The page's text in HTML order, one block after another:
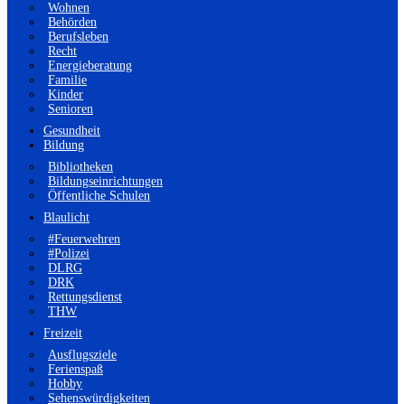
Wohnen
Behörden
Berufsleben
Recht
Energieberatung
Familie
Kinder
Senioren
Gesundheit
Bildung
Bibliotheken
Bildungseinrichtungen
Öffentliche Schulen
Blaulicht
#Feuerwehren
#Polizei
DLRG
DRK
Rettungsdienst
THW
Freizeit
Ausflugsziele
Ferienspaß
Hobby
Sehenswürdigkeiten